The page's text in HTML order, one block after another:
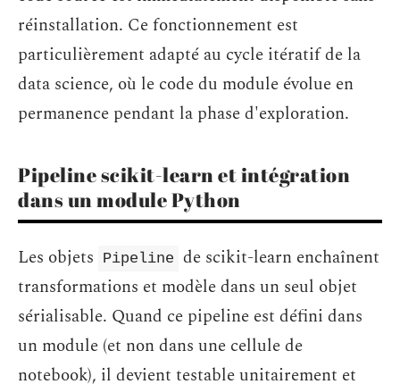
réinstallation. Ce fonctionnement est
particulièrement adapté au cycle itératif de la
data science, où le code du module évolue en
permanence pendant la phase d'exploration.
Pipeline scikit-learn et intégration
dans un module Python
Les objets Pipeline de scikit-learn enchaînent
transformations et modèle dans un seul objet
sérialisable. Quand ce pipeline est défini dans
un module (et non dans une cellule de
notebook), il devient testable unitairement et